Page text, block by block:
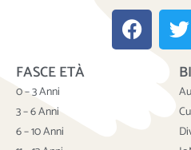
F
a
c
T
w
i
t
t
e
r
FASCE ETÀ
0 – 3 Anni
3 – 6 Anni
6 – 10 Anni